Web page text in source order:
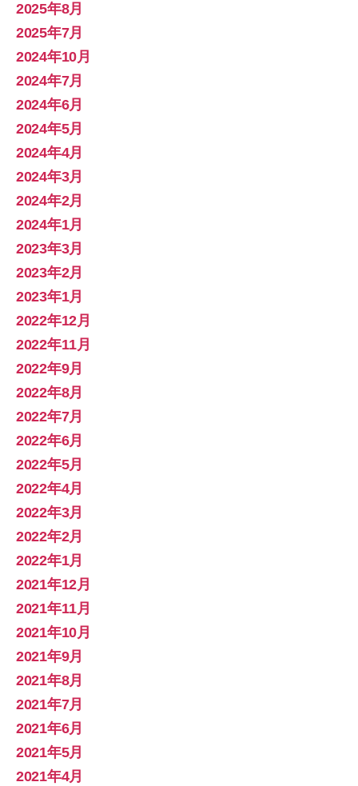
2025年8月
2025年7月
2024年10月
2024年7月
2024年6月
2024年5月
2024年4月
2024年3月
2024年2月
2024年1月
2023年3月
2023年2月
2023年1月
2022年12月
2022年11月
2022年9月
2022年8月
2022年7月
2022年6月
2022年5月
2022年4月
2022年3月
2022年2月
2022年1月
2021年12月
2021年11月
2021年10月
2021年9月
2021年8月
2021年7月
2021年6月
2021年5月
2021年4月